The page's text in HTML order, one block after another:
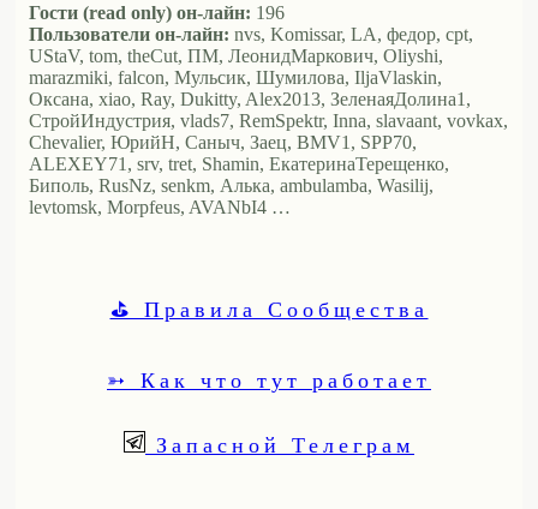
Гости (read only) он-лайн: 196
Пользователи он-лайн: nvs, Komissar, LA, федор, cpt,
UStaV, tom, theCut, ПМ, ЛеонидМаркович, Oliyshi,
marazmiki, falcon, Мульсик, Шумилова, IljaVlaskin,
Оксана, xiao, Ray, Dukitty, Alex2013, ЗеленаяДолина1,
СтройИндустрия, vlads7, RemSpektr, Inna, slavaant, vovkax,
Chevalier, ЮрийН, Саныч, Заец, BMV1, SPP70,
ALEXEY71, srv, tret, Shamin, ЕкатеринаТерещенко,
Биполь, RusNz, senkm, Алька, ambulamba, Wasilij,
levtomsk, Morpfeus, AVANbI4 …
⛳ Правила Сообщества
➳ Как что тут работает
Запасной Телеграм